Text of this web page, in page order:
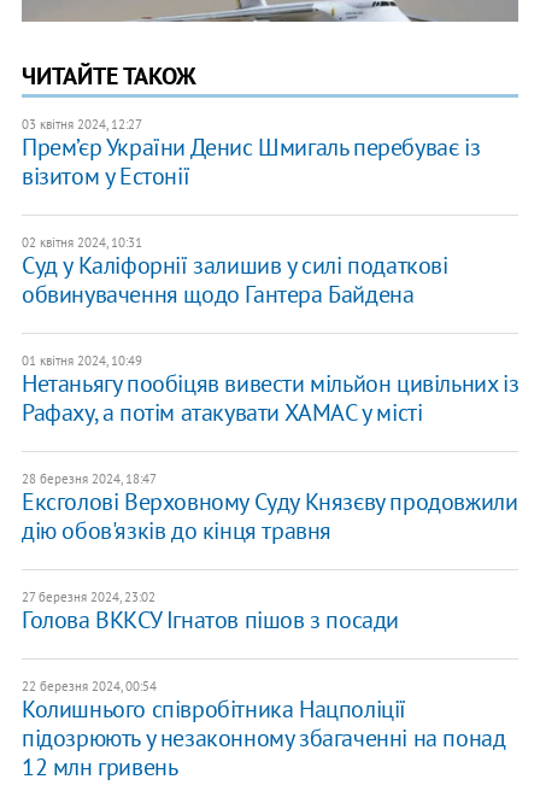
ЧИТАЙТЕ ТАКОЖ
03 квітня 2024, 12:27
Прем’єр України Денис Шмигаль перебуває із
візитом у Естонії
02 квітня 2024, 10:31
Суд у Каліфорнії залишив у силі податкові
обвинувачення щодо Гантера Байдена
01 квітня 2024, 10:49
Нетаньягу пообіцяв вивести мільйон цивільних із
Рафаху, а потім атакувати ХАМАС у місті
28 березня 2024, 18:47
Ексголові Верховному Суду Князєву продовжили
дію обов'язків до кінця травня
27 березня 2024, 23:02
Голова ВККСУ Ігнатов пішов з посади
22 березня 2024, 00:54
Колишнього співробітника Нацполіції
підозрюють у незаконному збагаченні на понад
12 млн гривень